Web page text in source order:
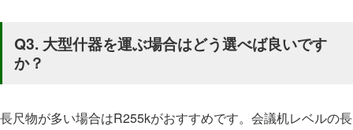
Q3. 大型什器を運ぶ場合はどう選べば良いです
か？
長尺物が多い場合はR255kがおすすめです。会議机レベルの長